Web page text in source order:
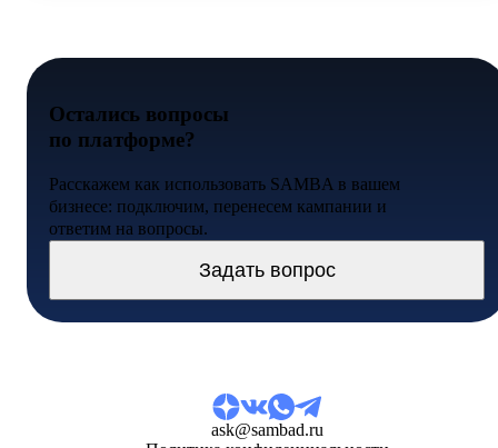
Остались вопросы
по платформе?
Расскажем как использовать SAMBA в вашем
бизнесе: подключим, перенесем кампании и
ответим на вопросы.
Задать вопрос
ask@sambad.ru